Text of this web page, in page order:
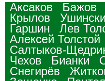
Аксаков
Бажов
Крылов
Гаршин
Лев
Алексей Толстой
Салтыков-
Чехов
Бианки
Снегирёв